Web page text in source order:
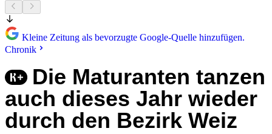
Kleine Zeitung als bevorzugte Google-Quelle hinzufügen.
Chronik
Die Maturanten tanzen
auch dieses Jahr wieder
durch den Bezirk Weiz